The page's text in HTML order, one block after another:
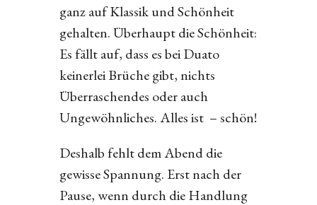
ganz auf Klassik und Schönheit
gehalten. Überhaupt die Schönheit:
Es fällt auf, dass es bei Duato
keinerlei Brüche gibt, nichts
Überraschendes oder auch
Ungewöhnliches. Alles ist – schön!
Deshalb fehlt dem Abend die
gewisse Spannung. Erst nach der
Pause, wenn durch die Handlung